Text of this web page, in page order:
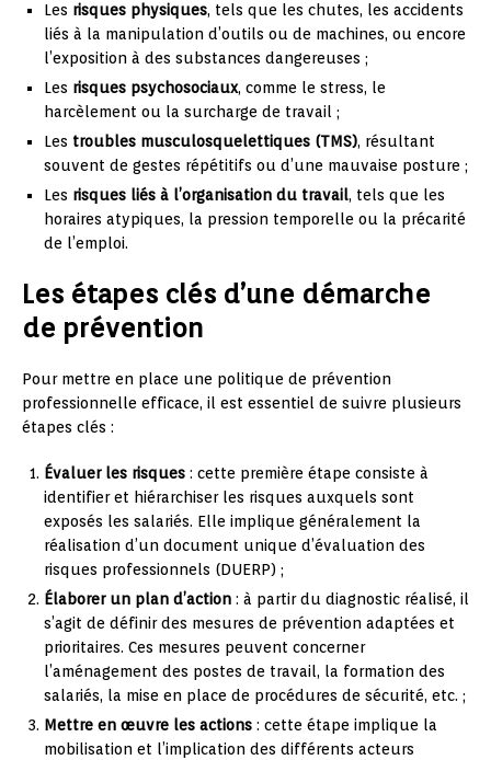
Les risques physiques, tels que les chutes, les accidents
liés à la manipulation d’outils ou de machines, ou encore
l’exposition à des substances dangereuses ;
Les risques psychosociaux, comme le stress, le
harcèlement ou la surcharge de travail ;
Les troubles musculosquelettiques (TMS), résultant
souvent de gestes répétitifs ou d’une mauvaise posture ;
Les risques liés à l’organisation du travail, tels que les
horaires atypiques, la pression temporelle ou la précarité
de l’emploi.
Les étapes clés d’une démarche
de prévention
Pour mettre en place une politique de prévention
professionnelle efficace, il est essentiel de suivre plusieurs
étapes clés :
Évaluer les risques : cette première étape consiste à
identifier et hiérarchiser les risques auxquels sont
exposés les salariés. Elle implique généralement la
réalisation d’un document unique d’évaluation des
risques professionnels (DUERP) ;
Élaborer un plan d’action : à partir du diagnostic réalisé, il
s’agit de définir des mesures de prévention adaptées et
prioritaires. Ces mesures peuvent concerner
l’aménagement des postes de travail, la formation des
salariés, la mise en place de procédures de sécurité, etc. ;
Mettre en œuvre les actions : cette étape implique la
mobilisation et l’implication des différents acteurs